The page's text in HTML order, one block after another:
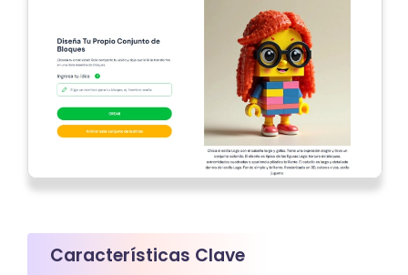
Características Clave